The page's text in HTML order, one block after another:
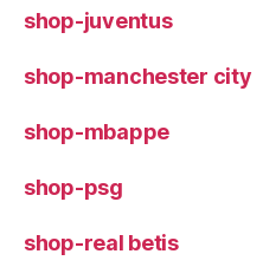
shop-juventus
shop-manchester city
shop-mbappe
shop-psg
shop-real betis